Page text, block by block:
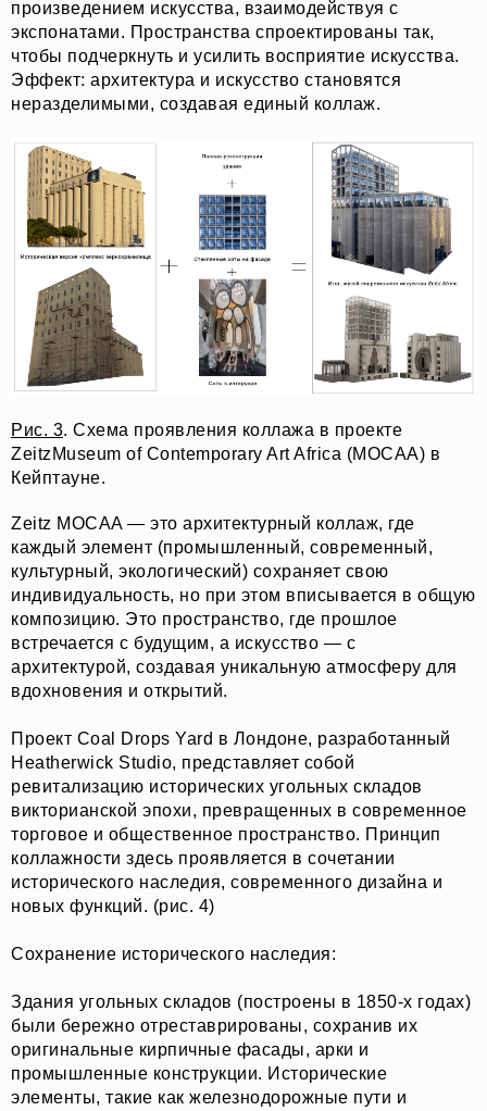
произведением искусства, взаимодействуя с
экспонатами. Пространства спроектированы так,
чтобы подчеркнуть и усилить восприятие искусства.
Эффект: архитектура и искусство становятся
неразделимыми, создавая единый коллаж.
Рис. 3. Схема проявления коллажа в проекте
ZeitzMuseum of Contemporary Art Africa (MOCAA) в
Кейптауне.
Zeitz MOCAA — это архитектурный коллаж, где
каждый элемент (промышленный, современный,
культурный, экологический) сохраняет свою
индивидуальность, но при этом вписывается в общую
композицию. Это пространство, где прошлое
встречается с будущим, а искусство — с
архитектурой, создавая уникальную атмосферу для
вдохновения и открытий.
Проект Coal Drops Yard в Лондоне, разработанный
Heatherwick Studio, представляет собой
ревитализацию исторических угольных складов
викторианской эпохи, превращенных в современное
торговое и общественное пространство. Принцип
коллажности здесь проявляется в сочетании
исторического наследия, современного дизайна и
новых функций. (рис. 4)
Сохранение исторического наследия:
Здания угольных складов (построены в 1850-х годах)
были бережно отреставрированы, сохранив их
оригинальные кирпичные фасады, арки и
промышленные конструкции. Исторические
элементы, такие как железнодорожные пути и